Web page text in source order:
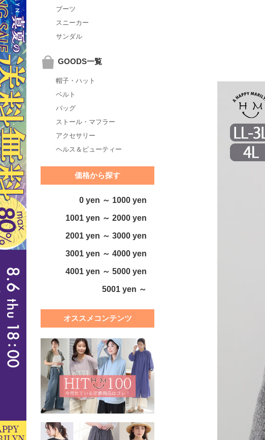
ブーツ
スニーカー
サンダル
GOODS一覧
帽子・ハット
ベルト
バッグ
ストール・マフラー
アクセサリー
ヘルス＆ビューティー
価格から探す
0 yen ～ 1000 yen
1001 yen ～ 2000 yen
2001 yen ～ 3000 yen
3001 yen ～ 4000 yen
4001 yen ～ 5000 yen
5001 yen ～
オススメコンテンツ